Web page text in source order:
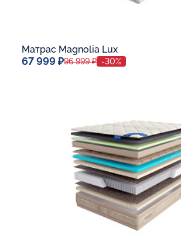
Матрас Magnolia Lux
67 999 ₽96 999 ₽ -30%
В корзину